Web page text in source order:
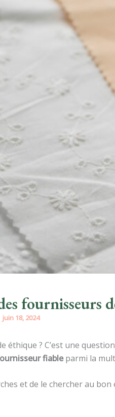
fournisseurs
juin 18, 2024
éthique ? C’est une
fiableparmi la
et de le chercher au